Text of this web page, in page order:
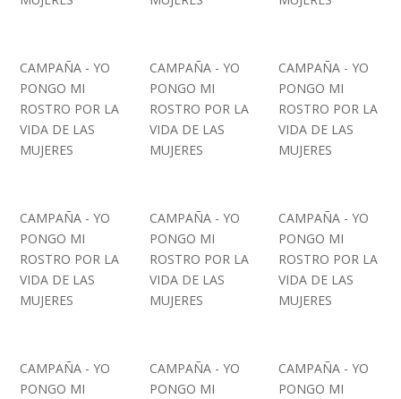
CAMPAÑA - YO
PONGO MI
ROSTRO POR LA
VIDA DE LAS
MUJERES
CAMPAÑA - YO
PONGO MI
ROSTRO POR LA
VIDA DE LAS
MUJERES
CAMPAÑA - YO
PONGO MI
ROSTRO POR LA
VIDA DE LAS
MUJERES
CAMPAÑA - YO
PONGO MI
ROSTRO POR LA
VIDA DE LAS
MUJERES
CAMPAÑA - YO
PONGO MI
ROSTRO POR LA
VIDA DE LAS
MUJERES
CAMPAÑA - YO
PONGO MI
ROSTRO POR LA
VIDA DE LAS
MUJERES
CAMPAÑA - YO
PONGO MI
CAMPAÑA - YO
PONGO MI
CAMPAÑA - YO
PONGO MI